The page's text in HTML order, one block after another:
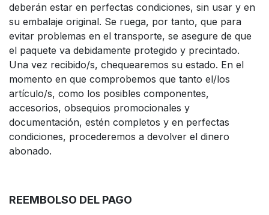
deberán estar en perfectas condiciones, sin usar y en
su embalaje original. Se ruega, por tanto, que para
evitar problemas en el transporte, se asegure de que
el paquete va debidamente protegido y precintado.
Una vez recibido/s, chequearemos su estado. En el
momento en que comprobemos que tanto el/los
artículo/s, como los posibles componentes,
accesorios, obsequios promocionales y
documentación, estén completos y en perfectas
condiciones, procederemos a devolver el dinero
abonado.
REEMBOLSO DEL PAGO